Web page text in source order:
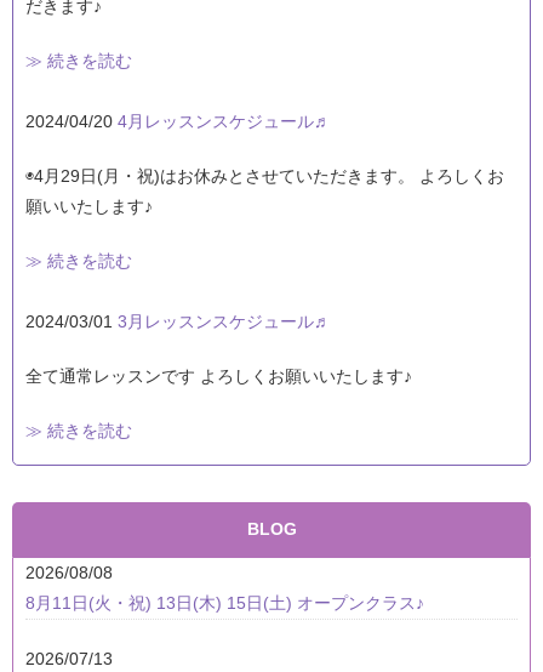
だきます♪
≫ 続きを読む
2024/04/20 4月レッスンスケジュール♬
◉4月29日(月・祝)はお休みとさせていただきます。 よろしくお
願いいたします♪
≫ 続きを読む
2024/03/01 3月レッスンスケジュール♬
全て通常レッスンです よろしくお願いいたします♪
≫ 続きを読む
BLOG
2026/08/08
8月11日(火・祝) 13日(木) 15日(土) オープンクラス♪
2026/07/13